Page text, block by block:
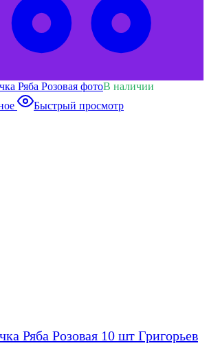
В наличии
Быстрый просмотр
Ряба Розовая 10 шт Григорьев